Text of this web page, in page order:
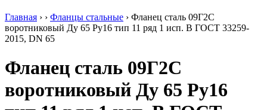
никельсодержащий
Трубы
AISI
прямоугольные
Трубы
нержавеющие
электросварные
рифленый
Общестроительный
Плита
алюминиевая
Профиль
алюминиевый
(вентиляционный)
Переходы
стальные
Трубы
Главная › › Фланцы стальные › Фланец сталь 09Г2С
воротниковый Ду 65 Ру16 тип 11 ряд 1 исп. B ГОСТ 33259-
2015, DN 65
Фланец сталь 09Г2С
воротниковый Ду 65 Ру16